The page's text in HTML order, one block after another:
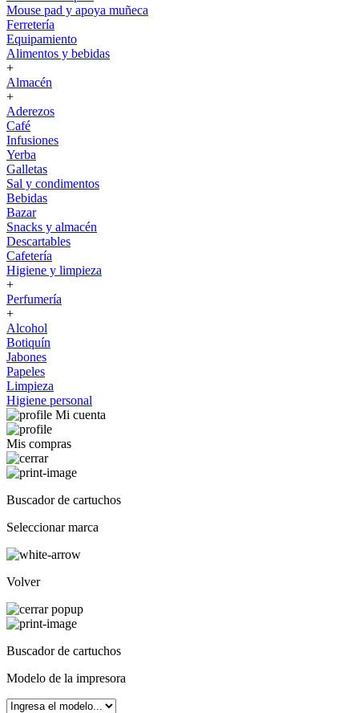
Mouse pad y apoya muñeca
Ferretería
Equipamiento
Alimentos y bebidas
+
Almacén
+
Aderezos
Café
Infusiones
Yerba
Galletas
Sal y condimentos
Bebidas
Bazar
Snacks y almacén
Descartables
Cafetería
Higiene y limpieza
+
Perfumería
+
Alcohol
Botiquín
Jabones
Papeles
Limpieza
Higiene personal
Mi cuenta
Mis compras
Buscador de cartuchos
Seleccionar marca
Volver
Buscador de cartuchos
Modelo de la impresora